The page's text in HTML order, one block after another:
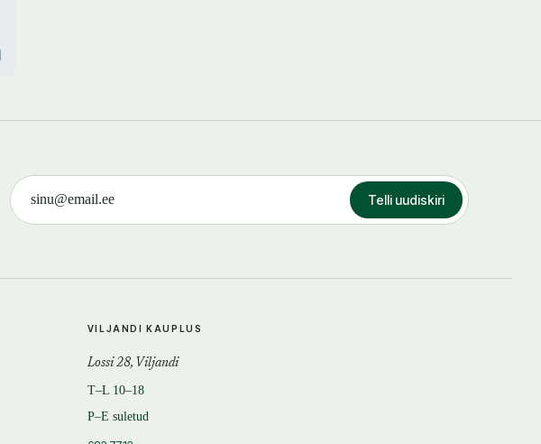
Telli uudiskiri
VILJANDI KAUPLUS
Lossi 28, Viljandi
T–L 10–18
P–E suletud